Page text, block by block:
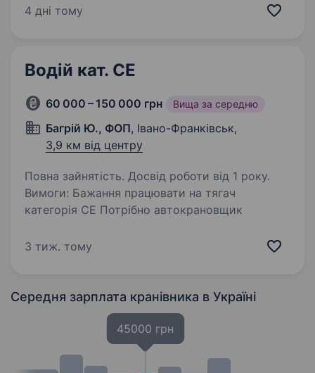
Ми пропонуємо: офіційне працевлаштування;
4 дні тому
Водій кат. СЕ
60 000 – 150 000 грн Вища за середню
Багрій Ю., ФОП, Івано-Франківськ,
3,9 км від центру
Повна зайнятість. Досвід роботи від 1 року.
Вимоги: Бажання працювати на тягач
категорія СЕ Потрібно автокрановщик
3 тиж. тому
Середня зарплата кранівника в Україні
45000 грн